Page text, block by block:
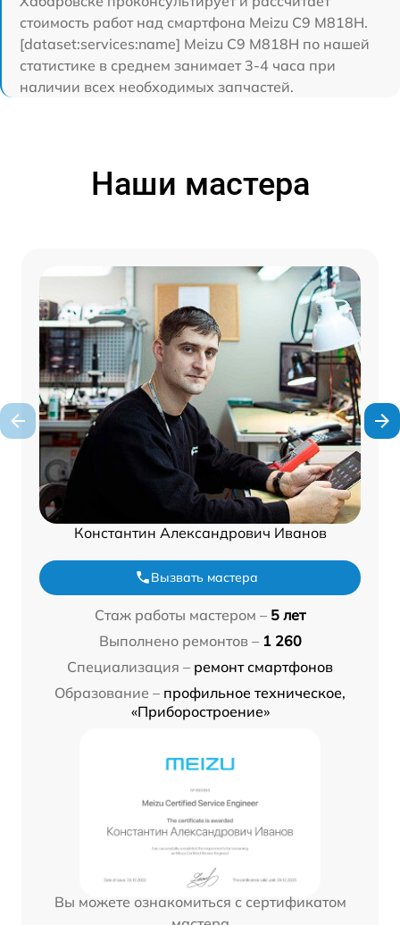
стоимость работ над смартфона Meizu C9 M818H.
[dataset:services:name] Meizu C9 M818H по нашей
статистике в среднем занимает 3-4 часа при
наличии всех необходимых запчастей.
Наши мастера
Константин Александрович Иванов
Вызвать мастера
Стаж работы мастером – 5 лет
Выполнено ремонтов – 1 260
Специализация – ремонт смартфонов
Образование – профильное техническое,
«Приборостроение»
Вы можете ознакомиться с сертификатом